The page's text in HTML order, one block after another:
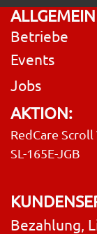
Betriebe
Events
Jobs
AKTION:
RedCare
SL-165E-JGB
Bezahlung,